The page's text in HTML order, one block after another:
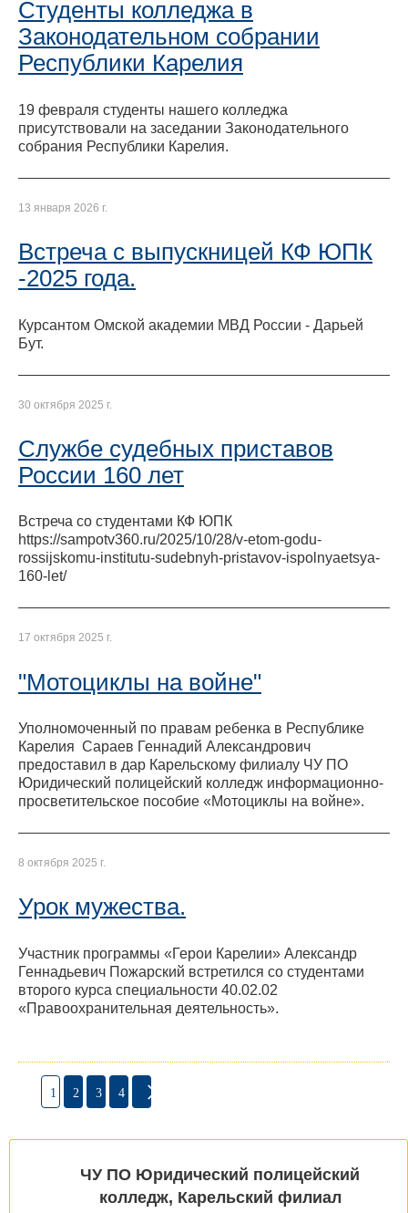
Студенты колледжа в
Законодательном собрании
Республики Карелия
19 февраля студенты нашего колледжа
присутствовали на заседании Законодательного
собрания Республики Карелия.
13 января 2026 г.
Встреча с выпускницей КФ ЮПК
-2025 года.
Курсантом Омской академии МВД России - Дарьей
Бут.
30 октября 2025 г.
Службе судебных приставов
России 160 лет
Встреча со студентами КФ ЮПК
https://sampotv360.ru/2025/10/28/v-etom-godu-
rossijskomu-institutu-sudebnyh-pristavov-ispolnyaetsya-
160-let/
17 октября 2025 г.
"Мотоциклы на войне"
Уполномоченный по правам ребенка в Республике
Карелия Сараев Геннадий Александрович
предоставил в дар Карельскому филиалу ЧУ ПО
Юридический полицейский колледж информационно-
просветительское пособие «Мотоциклы на войне».
8 октября 2025 г.
Урок мужества.
Участник программы «Герои Карелии» Александр
Геннадьевич Пожарский встретился со студентами
второго курса специальности 40.02.02
«Правоохранительная деятельность».
1 2 3 4
ЧУ ПО Юридический полицейский
колледж, Карельский филиал